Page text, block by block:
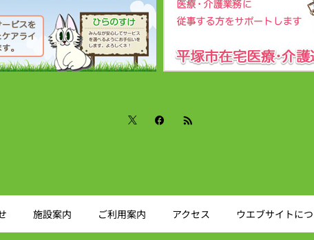
施設案内 ご利用案内 アクセス ウエブサイトに